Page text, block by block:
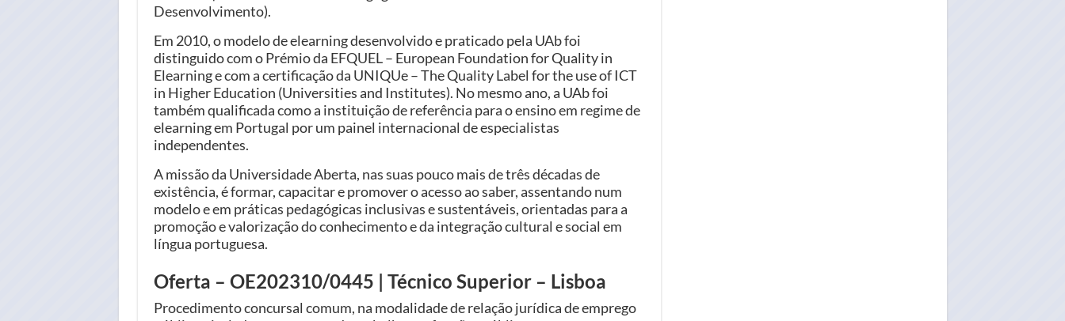
Desenvolvimento).
Em 2010, o modelo de elearning desenvolvido e praticado pela UAb foi
distinguido com o Prémio da EFQUEL – European Foundation for Quality in
Elearning e com a certificação da UNIQUe – The Quality Label for the use of ICT
in Higher Education (Universities and Institutes). No mesmo ano, a UAb foi
também qualificada como a instituição de referência para o ensino em regime de
elearning em Portugal por um painel internacional de especialistas
independentes.
A missão da Universidade Aberta, nas suas pouco mais de três décadas de
existência, é formar, capacitar e promover o acesso ao saber, assentando num
modelo e em práticas pedagógicas inclusivas e sustentáveis, orientadas para a
promoção e valorização do conhecimento e da integração cultural e social em
língua portuguesa.
Oferta – OE202310/0445 | Técnico Superior – Lisboa
Procedimento concursal comum, na modalidade de relação jurídica de emprego